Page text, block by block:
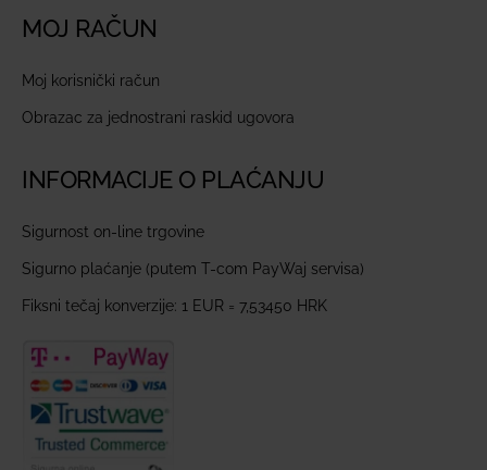
MOJ RAČUN
Moj korisnički račun
Obrazac za jednostrani raskid ugovora
INFORMACIJE O PLAĆANJU
Sigurnost on-line trgovine
Sigurno plaćanje (putem T-com PayWaj servisa)
Fiksni tečaj konverzije: 1 EUR = 7,53450 HRK